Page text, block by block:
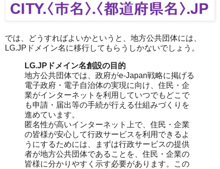
では、どうすればよいかというと、地方公共団体には、
LG.JPドメイン名に移行してもらうしかないでしょう。
LG.JPドメイン名創設の目的
地方公共団体では、政府がe-Japan戦略に掲げる
電子政府・電子自治体の実現に向け、住民・企
業がインターネットを利用していつでもどこで
も申請・届出等の手続が行える仕組みづくりを
進めています。
匿名性が高いインターネット上で、住民・企業
の皆様が安心して行政サービスを利用できるよ
うにするためには、まずは行政サービスの提供
者が地方公共団体であることを、住民・企業の
皆様に分かりやすく示す必要があります。この